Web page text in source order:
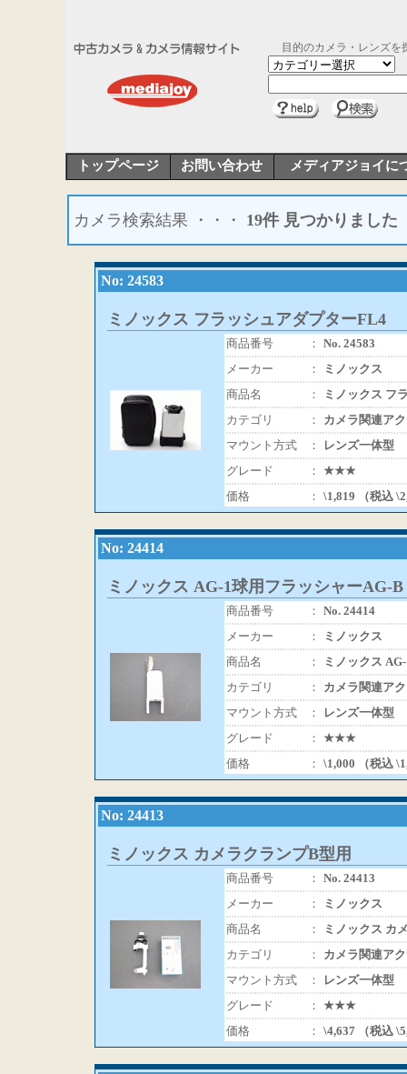
目的のカメラ・レンズを
トップページ お問い合わせ メディアジョイに
カメラ検索結果 ・・・ 19件 見つかりました
No: 24583
ミノックス フラッシュアダプターFL4
商品番号 ： No. 24583
メーカー
：
ミノックス
商品名
：
ミノックス フ
カテゴリ
：
カメラ関連ア
マウント方式
：
レンズ一体型
グレード
： ★★★
価格
： \1,819 （税込
No: 24414
ミノックス AG-1球用フラッシャーAG-B
商品番号 ： No. 24414
メーカー
：
ミノックス
商品名
：
ミノックス
カテゴリ
：
カメラ関連ア
マウント方式
：
レンズ一体型
グレード
： ★★★
価格
： \1,000 （税込
No: 24413
ミノックス カメラクランプB型用
商品番号 ： No. 24413
メーカー
：
ミノックス
商品名
：
ミノックス カ
カテゴリ
：
カメラ関連ア
マウント方式
：
レンズ一体型
グレード
： ★★★
価格
： \4,637 （税込